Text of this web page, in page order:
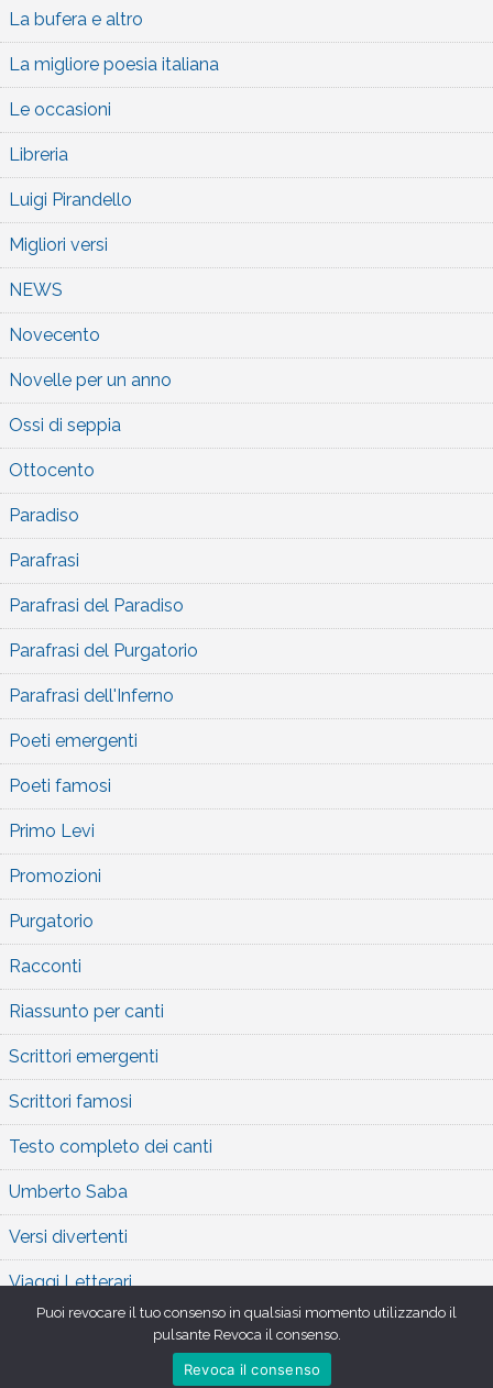
La bufera e altro
La migliore poesia italiana
Le occasioni
Libreria
Luigi Pirandello
Migliori versi
NEWS
Novecento
Novelle per un anno
Ossi di seppia
Ottocento
Paradiso
Parafrasi
Parafrasi del Paradiso
Parafrasi del Purgatorio
Parafrasi dell'Inferno
Poeti emergenti
Poeti famosi
Primo Levi
Promozioni
Purgatorio
Racconti
Riassunto per canti
Scrittori emergenti
Scrittori famosi
Testo completo dei canti
Umberto Saba
Versi divertenti
Viaggi Letterari
Copyright 2026 , Orlando Furioso,Theme by
Puoi revocare il tuo consenso in qualsiasi momento utilizzando il
pulsante Revoca il consenso.
Revoca il consenso